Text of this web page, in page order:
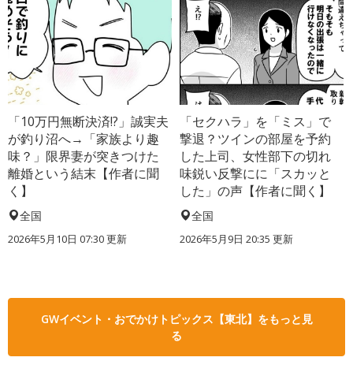
「10万円無断決済!?」誠実夫
が釣り沼へ→「家族より趣
味？」限界妻が突きつけた
離婚という結末【作者に聞
く】
全国
2026年5月10日 07:30 更新
「セクハラ」を「ミス」で
撃退？ツインの部屋を予約
した上司、女性部下の切れ
味鋭い反撃にに「スカッと
した」の声【作者に聞く】
全国
2026年5月9日 20:35 更新
GWイベント・おでかけトピックス【東北】をもっと見
る